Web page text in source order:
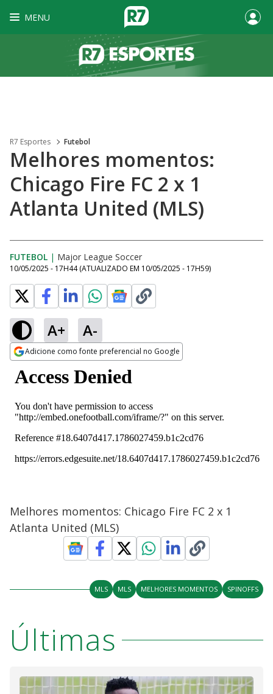
MENU
R7 Esportes Futebol
Melhores momentos:
Chicago Fire FC 2 x 1
Atlanta United (MLS)
FUTEBOL | Major League Soccer
10/05/2025 - 17H44 (ATUALIZADO EM 10/05/2025 - 17H59)
A+ A-
Adicione como fonte preferencial no Google
Opens in new window
Melhores momentos: Chicago Fire FC 2 x 1
Atlanta United (MLS)
MLS MLS MELHORES MOMENTOS SPINOFFS
Últimas